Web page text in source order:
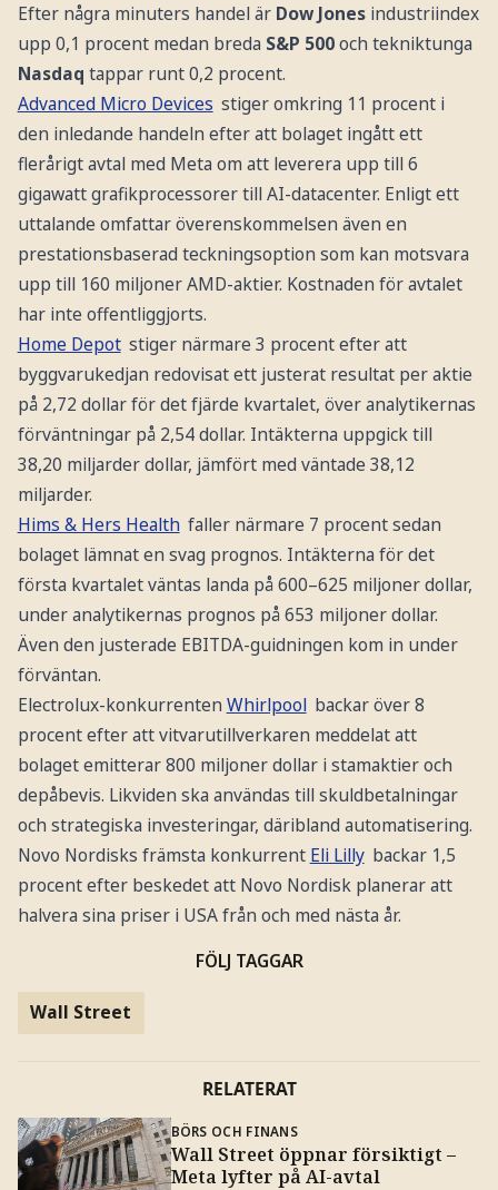
Efter några minuters handel är Dow Jonesindustriindex
upp 0,1 procent medan breda S&P 500och tekniktunga
Nasdaq tappar runt 0,2 procent.
Advanced Micro Devices stiger omkring 11 procent i
den inledande handeln efter att bolaget ingått ett
flerårigt avtal med Meta om att leverera upp till 6
gigawatt grafikprocessorer till AI-datacenter. Enligt ett
uttalande omfattar överenskommelsen även en
prestationsbaserad teckningsoption som kan motsvara
upp till 160 miljoner AMD-aktier. Kostnaden för avtalet
har inte offentliggjorts.
Home Depot stiger närmare 3 procent efter att
byggvarukedjan redovisat ett justerat resultat per aktie
på 2,72 dollar för det fjärde kvartalet, över analytikernas
förväntningar på 2,54 dollar. Intäkterna uppgick till
38,20 miljarder dollar, jämfört med väntade 38,12
miljarder.
Hims & Hers Health faller närmare 7 procent sedan
bolaget lämnat en svag prognos. Intäkterna för det
första kvartalet väntas landa på 600–625 miljoner dollar,
under analytikernas prognos på 653 miljoner dollar.
Även den justerade EBITDA-guidningen kom in under
förväntan.
Electrolux-konkurrenten Whirlpool backar över 8
procent efter att vitvarutillverkaren meddelat att
bolaget emitterar 800 miljoner dollar i stamaktier och
depåbevis. Likviden ska användas till skuldbetalningar
och strategiska investeringar, däribland automatisering.
Novo Nordisks främsta konkurrent Eli Lilly backar 1,5
procent efter beskedet att Novo Nordisk planerar att
halvera sina priser i USA från och med nästa år.
FÖLJ TAGGAR
Wall Street
RELATERAT
BÖRS OCH FINANS
Wall Street öppnar försiktigt –
Meta lyfter på AI-avtal